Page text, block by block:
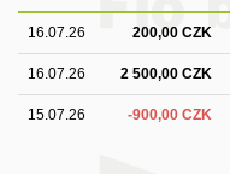
16.07.26 200,00 CZK
16.07.26 2 500,00 CZK
15.07.26 -900,00 CZK